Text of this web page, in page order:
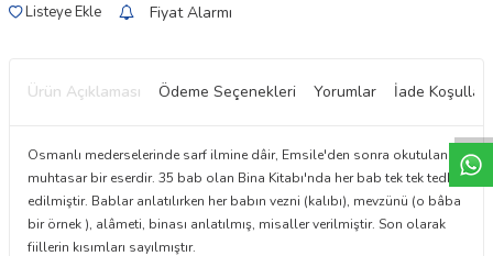
W
h
t
a
p
p
D
e
s
e
H
a
t
t
Listeye Ekle Fiyat Alarmı
Ürün Açıklaması Ödeme Seçenekleri Yorumlar İade Koşulları
Osmanlı mederselerinde sarf ilmine dâir, Emsile'den sonra okutulan
muhtasar bir eserdir. 35 bab olan Bina Kitabı'nda her bab tek tek tedkik
edilmiştir. Bablar anlatılırken her babın vezni (kalıbı), mevzünü (o bâba
bir örnek ), alâmeti, binası anlatılmış, misaller verilmiştir. Son olarak
fiillerin kısımları sayılmıştır.